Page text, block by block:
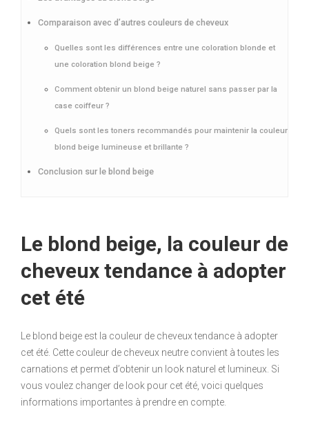
Comparaison avec d’autres couleurs de cheveux
Quelles sont les différences entre une coloration blonde et
une coloration blond beige ?
Comment obtenir un blond beige naturel sans passer par la
case coiffeur ?
Quels sont les toners recommandés pour maintenir la couleur
blond beige lumineuse et brillante ?
Conclusion sur le blond beige
Le blond beige, la couleur de
cheveux tendance à adopter
cet été
Le blond beige est la couleur de cheveux tendance à adopter
cet été. Cette couleur de cheveux neutre convient à toutes les
carnations et permet d’obtenir un look naturel et lumineux. Si
vous voulez changer de look pour cet été, voici quelques
informations importantes à prendre en compte.